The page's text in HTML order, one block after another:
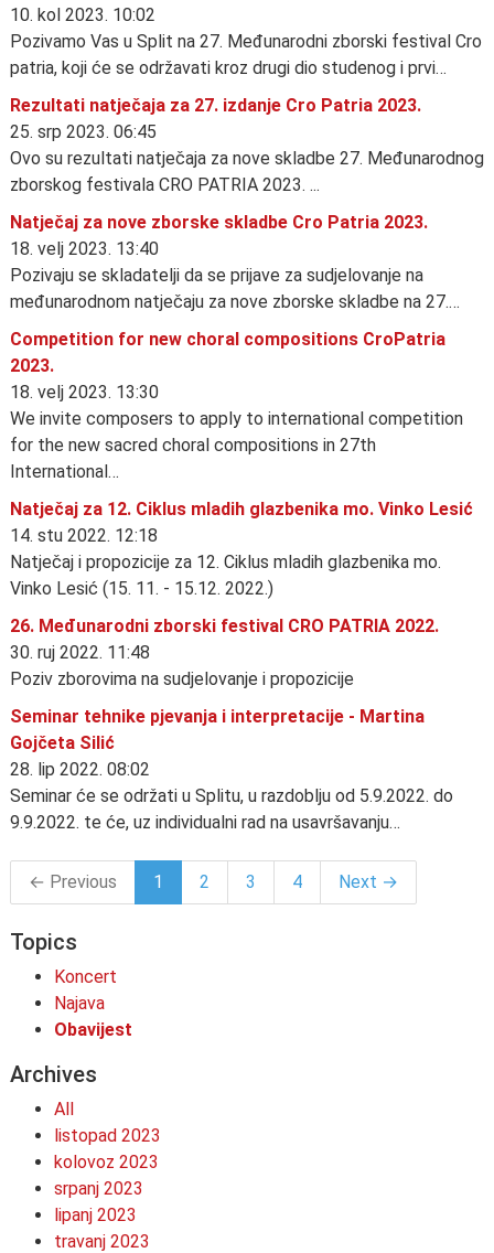
10. kol 2023. 10:02
Pozivamo Vas u Split na 27. Međunarodni zborski festival Cro
patria, koji će se održavati kroz drugi dio studenog i prvi…
Rezultati natječaja za 27. izdanje Cro Patria 2023.
25. srp 2023. 06:45
Ovo su rezultati natječaja za nove skladbe 27. Međunarodnog
zborskog festivala CRO PATRIA 2023. ...
Natječaj za nove zborske skladbe Cro Patria 2023.
18. velj 2023. 13:40
Pozivaju se skladatelji da se prijave za sudjelovanje na
međunarodnom natječaju za nove zborske skladbe na 27.…
Competition for new choral compositions CroPatria
2023.
18. velj 2023. 13:30
We invite composers to apply to international competition
for the new sacred choral compositions in 27th
International…
Natječaj za 12. Ciklus mladih glazbenika mo. Vinko Lesić
14. stu 2022. 12:18
Natječaj i propozicije za 12. Ciklus mladih glazbenika mo.
Vinko Lesić (15. 11. - 15.12. 2022.)
26. Međunarodni zborski festival CRO PATRIA 2022.
30. ruj 2022. 11:48
Poziv zborovima na sudjelovanje i propozicije
Seminar tehnike pjevanja i interpretacije - Martina
Gojčeta Silić
28. lip 2022. 08:02
Seminar će se održati u Splitu, u razdoblju od 5.9.2022. do
9.9.2022. te će, uz individualni rad na usavršavanju…
← Previous 1 2 3 4 Next →
Topics
Koncert
Najava
Obavijest
Archives
All
listopad 2023
kolovoz 2023
srpanj 2023
lipanj 2023
travanj 2023